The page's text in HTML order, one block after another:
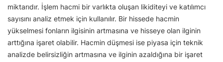
miktarıdır. İşlem hacmi bir varlıkta oluşan likiditeyi ve katılımcı
sayısını analiz etmek için kullanılır. Bir hissede hacmin
yükselmesi fonların ilgisinin artmasına ve hisseye olan ilginin
arttığına işaret olabilir. Hacmin düşmesi ise piyasa için teknik
analizde belirsizliğin artmasına ve ilginin azaldığına bir işaret